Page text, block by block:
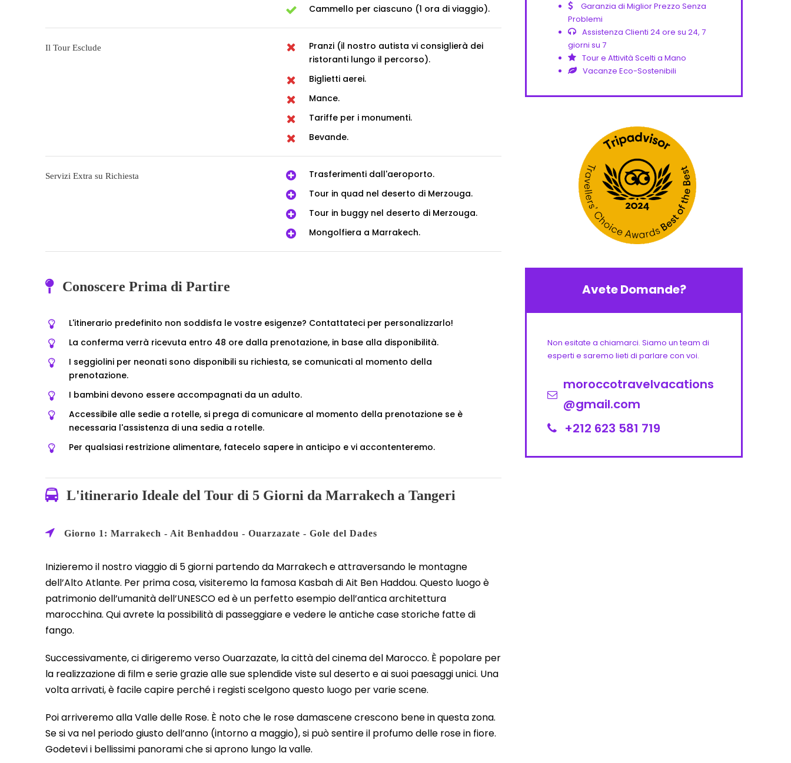
Garanzia di Miglior Prezzo Senza
Problemi
Assistenza Clienti 24 ore su 24, 7
giorni su 7
Tour e Attività Scelti a Mano
Vacanze Eco-Sostenibili
Avete Domande?
Non esitate a chiamarci. Siamo un team di
esperti e saremo lieti di parlare con voi.
moroccotravelvacations
@gmail.com
+212 623 581 719
Cammello per ciascuno (1 ora di viaggio).
Il Tour Esclude
Pranzi (il nostro autista vi consiglierà dei
ristoranti lungo il percorso).
Biglietti aerei.
Mance.
Tariffe per i monumenti.
Bevande.
Servizi Extra su Richiesta
Trasferimenti dall'aeroporto.
Tour in quad nel deserto di Merzouga.
Tour in buggy nel deserto di Merzouga.
Mongolfiera a Marrakech.
Conoscere Prima di Partire
L'itinerario predefinito non soddisfa le vostre esigenze? Contattateci per personalizzarlo!
La conferma verrà ricevuta entro 48 ore dalla prenotazione, in base alla disponibilità.
I seggiolini per neonati sono disponibili su richiesta, se comunicati al momento della
prenotazione.
I bambini devono essere accompagnati da un adulto.
Accessibile alle sedie a rotelle, si prega di comunicare al momento della prenotazione se è
necessaria l'assistenza di una sedia a rotelle.
Per qualsiasi restrizione alimentare, fatecelo sapere in anticipo e vi accontenteremo.
L'itinerario Ideale del Tour di 5 Giorni da Marrakech a Tangeri
Giorno 1: Marrakech - Ait Benhaddou - Ouarzazate - Gole del Dades
Inizieremo il nostro viaggio di 5 giorni partendo da Marrakech e attraversando le montagne
dell’Alto Atlante. Per prima cosa, visiteremo la famosa Kasbah di Ait Ben Haddou. Questo luogo è
patrimonio dell’umanità dell’UNESCO ed è un perfetto esempio dell’antica architettura
marocchina. Qui avrete la possibilità di passeggiare e vedere le antiche case storiche fatte di
fango.
Successivamente, ci dirigeremo verso Ouarzazate, la città del cinema del Marocco. È popolare per
la realizzazione di film e serie grazie alle sue splendide viste sul deserto e ai suoi paesaggi unici. Una
volta arrivati, è facile capire perché i registi scelgono questo luogo per varie scene.
Poi arriveremo alla Valle delle Rose. È noto che le rose damascene crescono bene in questa zona.
Se si va nel periodo giusto dell’anno (intorno a maggio), si può sentire il profumo delle rose in fiore.
Godetevi i bellissimi panorami che si aprono lungo la valle.